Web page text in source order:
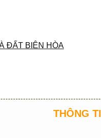
ĐẤT BIÊN HÒA
THÔNG